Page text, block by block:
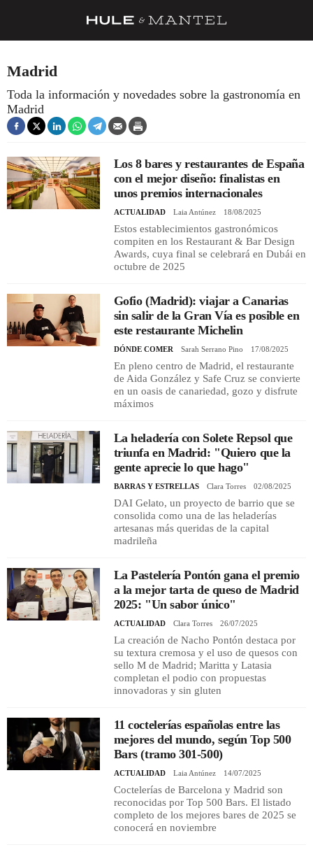
DESPENSA
BARRAS Y ESTRELLAS
DÓNDE COMER
ÍDOLOS DE MESAS
A CUCHILLO
REGISTRO
INICIAR SESIÓN
Madrid
Toda la información y novedades sobre la gastronomía en
Madrid
Los 8 bares y restaurantes de España
con el mejor diseño: finalistas en
unos premios internacionales
ACTUALIDAD Laia Antúnez 18/08/2025
Estos establecimientos gastronómicos
compiten en los Restaurant & Bar Design
Awards, cuya final se celebrará en Dubái en
octubre de 2025
Gofio (Madrid): viajar a Canarias
sin salir de la Gran Vía es posible en
este restaurante Michelin
DÓNDE COMER Sarah Serrano Pino 17/08/2025
En pleno centro de Madrid, el restaurante
de Aida González y Safe Cruz se convierte
en un oasis de canariedad, gozo y disfrute
máximos
La heladería con Solete Repsol que
triunfa en Madrid: "Quiero que la
gente aprecie lo que hago"
BARRAS Y ESTRELLAS Clara Torres 02/08/2025
DAI Gelato, un proyecto de barrio que se
consolida como una de las heladerías
artesanas más queridas de la capital
madrileña
La Pastelería Pontón gana el premio
a la mejor tarta de queso de Madrid
2025: "Un sabor único"
ACTUALIDAD Clara Torres 26/07/2025
La creación de Nacho Pontón destaca por
su textura cremosa y el uso de quesos con
sello M de Madrid; Maritta y Latasia
completan el podio con propuestas
innovadoras y sin gluten
11 coctelerías españolas entre las
mejores del mundo, según Top 500
Bars (tramo 301-500)
ACTUALIDAD Laia Antúnez 14/07/2025
Coctelerías de Barcelona y Madrid son
reconocidas por Top 500 Bars. El listado
completo de los mejores bares de 2025 se
conocerá en noviembre